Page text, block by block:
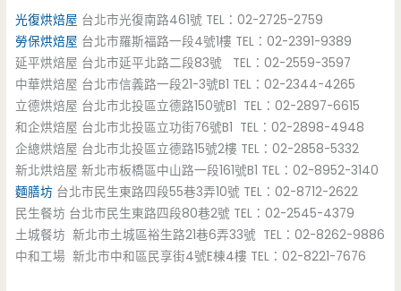
光復烘焙屋 台北市光復南路461號 TEL：02-2725-2759
勞保烘焙屋 台北市羅斯福路一段4號1樓 TEL：02-2391-9389
延平烘焙屋 台北市延平北路二段83號 TEL：02-2559-3597
中華烘焙屋 台北市信義路一段21-3號B1 TEL：02-2344-4265
立德烘焙屋 台北市北投區立德路150號B1 TEL：02-2897-6615
和企烘焙屋 台北市北投區立功街76號B1 TEL：02-2898-4948
企總烘焙屋 台北市北投區立德路15號2樓 TEL：02-2858-5332
新北烘焙屋 新北市板橋區中山路一段161號B1 TEL：02-8952-3140
麵膳坊 台北市民生東路四段55巷3弄10號 TEL：02-8712-2622
民生餐坊 台北市民生東路四段80巷2號 TEL：02-2545-4379
土城餐坊 新北市土城區裕生路21巷6弄33號 TEL：02-8262-9886
中和工場 新北市中和區民享街4號E棟4樓 TEL：02-8221-7676